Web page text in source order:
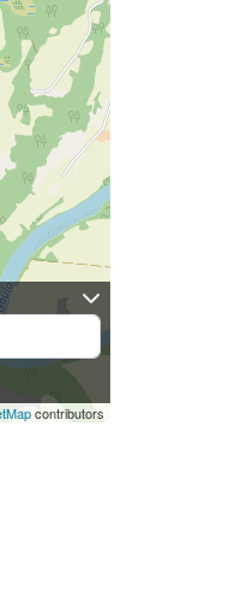
contributors